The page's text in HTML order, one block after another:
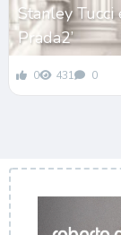
Stanley Tucci
Prada2’
0 431 0